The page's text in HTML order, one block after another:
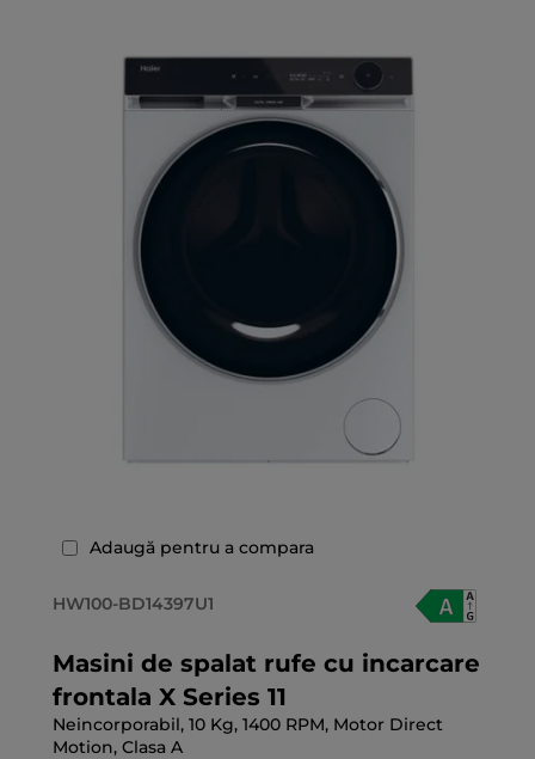
Adaugă pentru a compara
HW100-BD14397U1
Masini de spalat rufe cu incarcare
frontala X Series 11
Neincorporabil, 10 Kg, 1400 RPM, Motor Direct
Motion, Clasa A